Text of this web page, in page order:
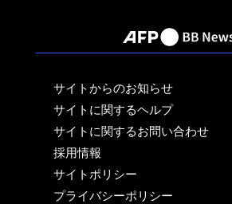
サイトからのお知らせ
サイトに関するヘルプ
サイトに関するお問い合わせ
採用情報
サイトポリシー
プライバシーポリシー